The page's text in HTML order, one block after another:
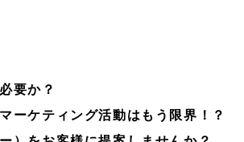
要か？
ーケティング活動はもう限界！？